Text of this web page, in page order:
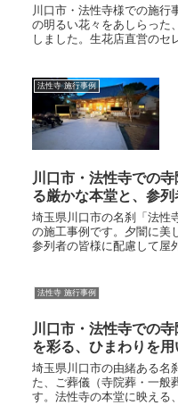
川口市・法性寺様での施行
の明るい花々をあしらった
しました。生花店直営のセ
法性寺 施行事例
川口市・法性寺での
る厳かな本堂と、参
埼玉県川口市の名刹「法性
の施工事例です。夕闇に美
参列者の皆様に配慮して屋
法性寺 施行事例
川口市・法性寺での
を彩る、ひまわりを
埼玉県川口市の由緒ある名
た、ご葬儀（寺院葬・一般
す。法性寺の本堂に映える